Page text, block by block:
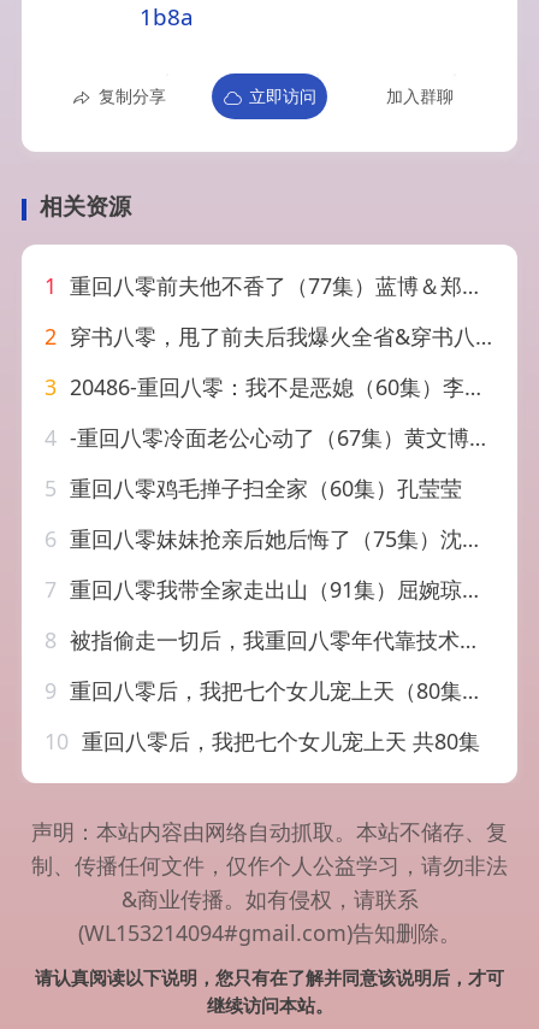
1b8a
复制分享 立即访问 加入群聊
相关资源
1 重回八零前夫他不香了（77集）蓝博＆郑舒环
2 穿书八零，甩了前夫后我爆火全省&穿书八零甩了前夫后我爆火全省（50集）单樱杰&王珊珊
3 20486-重回八零：我不是恶媳（60集）李季＆田雨晴
4 -重回八零冷面老公心动了（67集）黄文博&王小亿
5 重回八零鸡毛掸子扫全家（60集）孔莹莹
6 重回八零妹妹抢亲后她后悔了（75集）沈玥妡&田珍&孙丹丹
7 重回八零我带全家走出山（91集）屈婉琼&谢临佳
8 被指偷走一切后，我重回八零年代靠技术封神（67集）王石&王宇婧
9 重回八零后，我把七个女儿宠上天（80集）李梓&韩荣荣
10 重回八零后，我把七个女儿宠上天 共80集
声明：本站内容由网络自动抓取。本站不储存、复
制、传播任何文件，仅作个人公益学习，请勿非法
&商业传播。如有侵权，请联系
(WL153214094#gmail.com)告知删除。
请认真阅读以下说明，您只有在了解并同意该说明后，才可
继续访问本站。